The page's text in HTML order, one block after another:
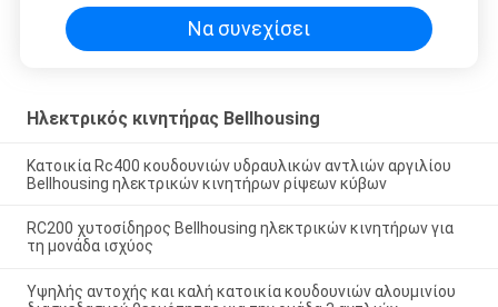
Να συνεχίσει
Ηλεκτρικός κινητήρας Bellhousing
Κατοικία Rc400 κουδουνιών υδραυλικών αντλιών αργιλίου
Bellhousing ηλεκτρικών κινητήρων ρίψεων κύβων
RC200 χυτοσίδηρος Bellhousing ηλεκτρικών κινητήρων για
τη μονάδα ισχύος
Υψηλής αντοχής και καλή κατοικία κουδουνιών αλουμινίου